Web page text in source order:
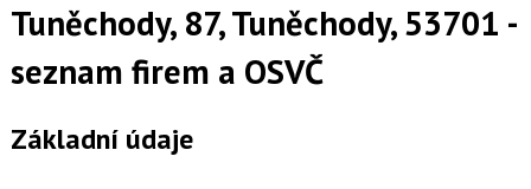
Tuněchody, 87, Tuněchody, 53701 -
seznam firem a OSVČ
Základní údaje